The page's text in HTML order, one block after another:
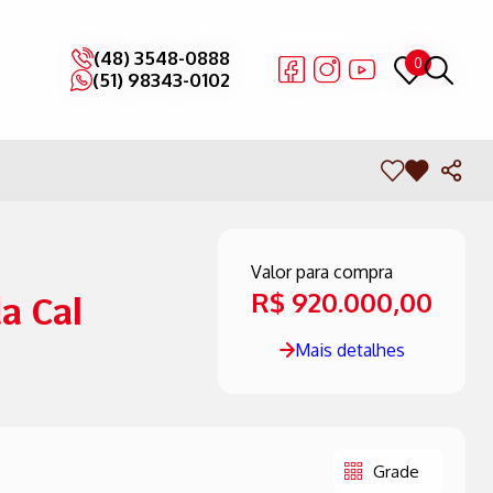
(48) 3548-0888
(51) 98343-0102
0
(48) 3548-0888
(51) 98343-0102
0
Cal
Valor para compra
R$ 920.000,00
Mais detalhes
Grade